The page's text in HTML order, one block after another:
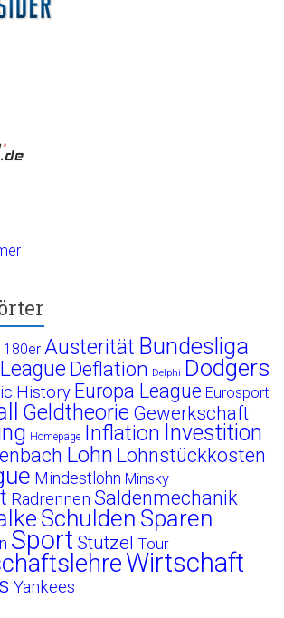
180er Austerität Bundesliga
Deflation Delphi Dodgers
History Europa League Eurosport
Geldtheorie Gewerkschaft
Homepage Inflation Investition
Lohn Lohnstückkosten
Mindestlohn Minsky
Radrennen Saldenmechanik
Schulden Sparen
Sport Stützel Tour
Wirtschaft
Yankees